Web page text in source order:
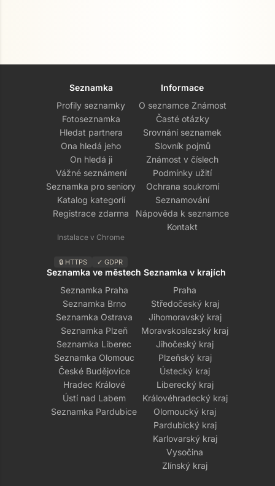
Seznamka
Profily seznamky
Fotoseznamka
Hledat partnera
Ona hledá jeho
On hledá ji
Vážné seznámení
Seznamka pro seniory
Katalog kategorií
Registrace zdarma
Instalace v Chrome
🔒 HTTPS ✓ GDPR
Informace
O seznamce Známost
Časté otázky
Srovnání seznamek
Slovník pojmů
Známost v číslech
Podmínky užití
Ochrana soukromí
Seznamování
Nápověda k seznamce
Kontakt
Seznamka ve městech
Seznamka Praha
Seznamka Brno
Seznamka Ostrava
Seznamka Plzeň
Seznamka Liberec
Seznamka Olomouc
České Budějovice
Hradec Králové
Ústí nad Labem
Seznamka Pardubice
Seznamka v krajích
Praha
Středočeský kraj
Jihomoravský kraj
Moravskoslezský kraj
Jihočeský kraj
Plzeňský kraj
Ústecký kraj
Liberecký kraj
Královéhradecký kraj
Olomoucký kraj
Pardubický kraj
Karlovarský kraj
Vysočina
Zlínský kraj